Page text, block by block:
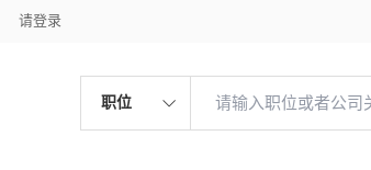
请登录
职位